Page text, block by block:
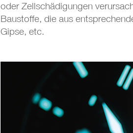
oder Zellschädigungen
Baustoffe, die aus
Gipse, etc.